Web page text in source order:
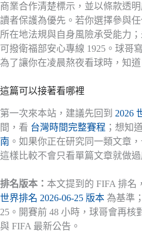
商業合作清楚標示，並以條款透
讀者保護為優先。若你選擇參與
所在地法規與自身風險承受能力
可撥衛福部安心專線 1925。球哥
為了讓你在凌晨熬夜看球時，知道
這篇可以接著看哪裡
第一次來本站，建議先回到 2026
間，看 台灣時間完整賽程 ；想知
南 。如果你正在研究同一類文章
這樣比較不會只看單篇文章就做過
排名版本： 本文提到的 FIFA 排名
世界排名 2026-06-25 版本 為基準
25。開賽前 48 小時，球哥會再核
與 FIFA 最新公告。